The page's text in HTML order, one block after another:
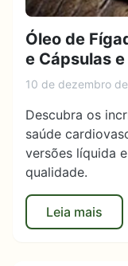
Óleo de
e Cápsulas
10 de dezembro
Descubra os
saúde
versões líquida
qualidade.
Leia mais